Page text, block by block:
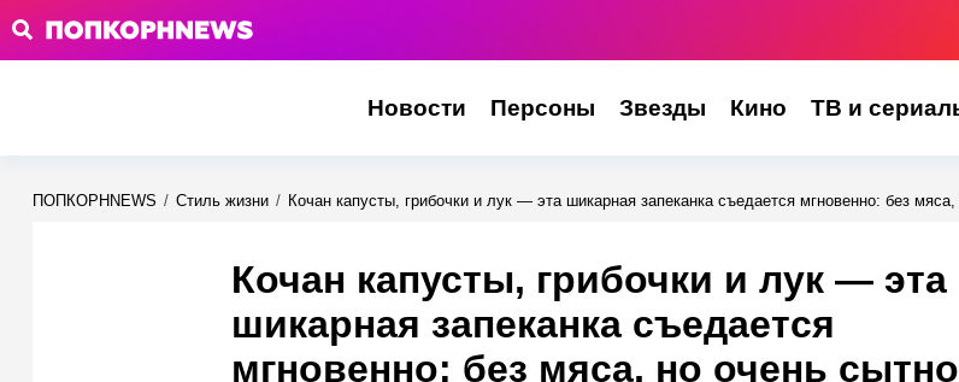
Новости Персоны Звезды Кино ТВ и
ПОПКОРНNEWS / Стиль жизни / Кочан капусты, грибочки и лук — эта шикарная запеканка съедается мгновенно: без
Кочан капусты, грибочки и лук — эта
шикарная запеканка съедается
мгновенно: без мяса, но очень сытно